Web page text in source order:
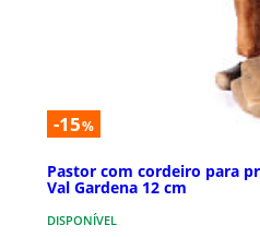
-15%
Pastor com cordeiro para
Val Gardena 12 cm
DISPONÍVEL